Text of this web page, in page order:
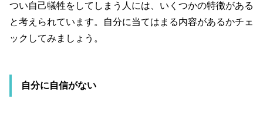
つい自己犠牲をしてしまう人には、いくつかの特徴がある
と考えられています。自分に当てはまる内容があるかチェ
ックしてみましょう。
自分に自信がない